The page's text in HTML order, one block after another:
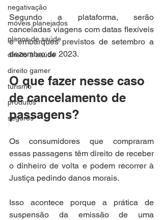
negativação
móveis planejados
planos de saúde
direito à saúde
direito gamer
turismo
produtos
seguros
Segundo a plataforma, serão
canceladas viagens com datas flexíveis
e embarques previstos de setembro a
dezembro de 2023.
O que fazer nesse caso
de cancelamento de
passagens?
Os consumidores que compraram
essas passagens têm direito de receber
o dinheiro de volta e podem recorrer à
Justiça pedindo danos morais.
Isso acontece porque a prática de
suspensão da emissão de uma